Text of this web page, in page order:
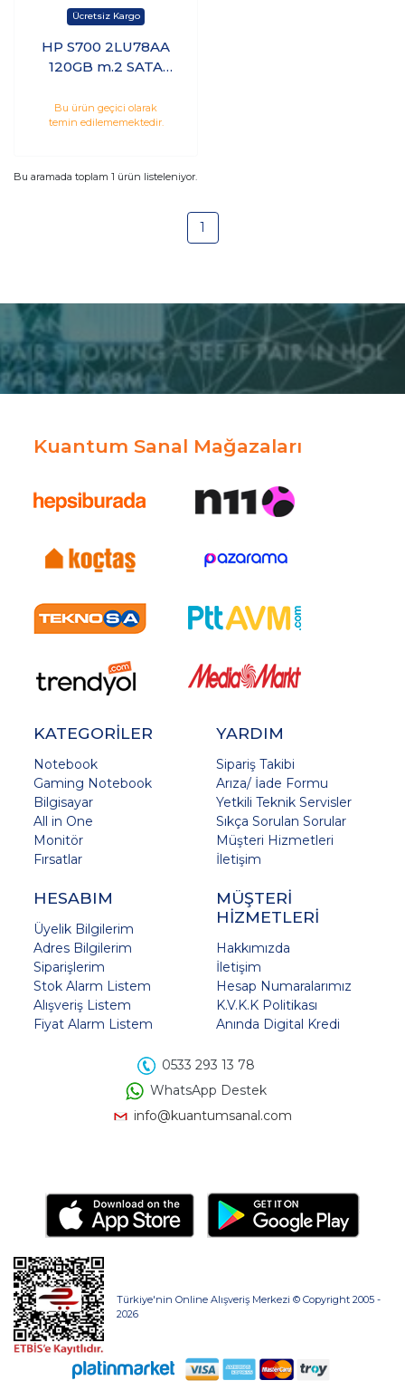
HP S700 2LU78AA
120GB m.2 SATA
(555/470MB/s)
Bu ürün geçici olarak
temin edilememektedir.
Bu aramada toplam 1 ürün listeleniyor.
1
Kuantum Sanal Mağazaları
KATEGORİLER
Notebook
Gaming Notebook
Bilgisayar
All in One
Monitör
Fırsatlar
YARDIM
Sipariş Takibi
Arıza/ İade Formu
Yetkili Teknik Servisler
Sıkça Sorulan Sorular
Müşteri Hizmetleri
İletişim
HESABIM
Üyelik Bilgilerim
Adres Bilgilerim
Siparişlerim
Stok Alarm Listem
Alışveriş Listem
Fiyat Alarm Listem
MÜŞTERİ
HİZMETLERİ
Hakkımızda
İletişim
Hesap Numaralarımız
K.V.K.K Politikası
Anında Digital Kredi
0533 293 13 78
WhatsApp Destek
info@kuantumsanal.com
Türkiye'nin Online Alışveriş Merkezi © Copyright 2005 -
2026